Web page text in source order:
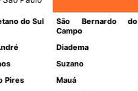
do Sul
São Bernardo do
Campo
Diadema
Suzano
Pires
Mauá